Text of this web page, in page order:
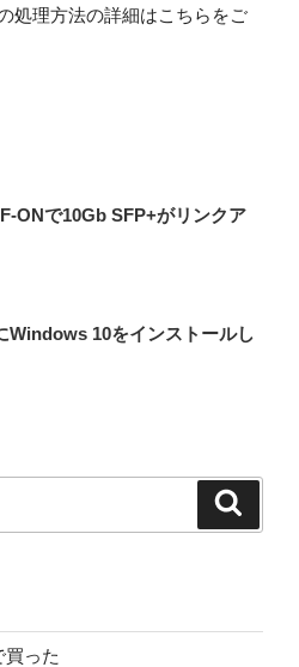
処理方法の詳細はこちらをご
ONで10Gb SFP+がリンクア
Windows 10をインストールし
買った